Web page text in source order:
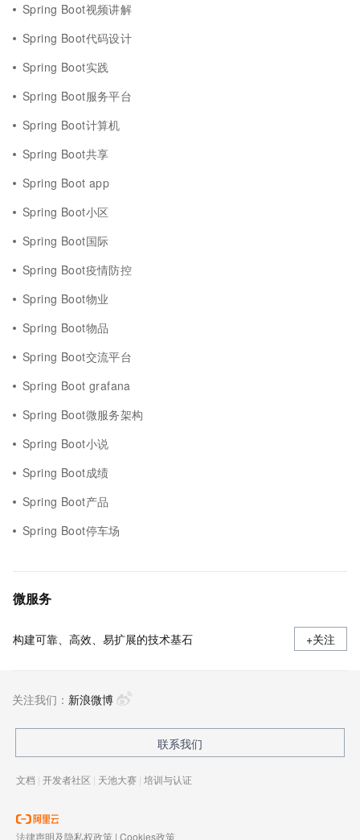
Spring Boot视频讲解
Spring Boot代码设计
Spring Boot实践
Spring Boot服务平台
Spring Boot计算机
Spring Boot共享
Spring Boot app
Spring Boot小区
Spring Boot国际
Spring Boot疫情防控
Spring Boot物业
Spring Boot物品
Spring Boot交流平台
Spring Boot grafana
Spring Boot微服务架构
Spring Boot小说
Spring Boot成绩
Spring Boot产品
Spring Boot停车场
微服务
构建可靠、高效、易扩展的技术基石 +关注
关注我们： 新浪微博
联系我们
文档 | 开发者社区 | 天池大赛 | 培训与认证
法律声明及隐私权政策 | Cookies政策